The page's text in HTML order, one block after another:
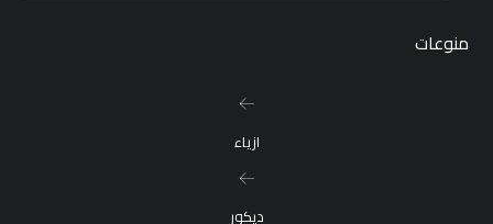
منوعات
ازياء
ديكور